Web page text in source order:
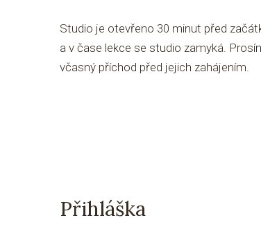
Studio je otevřeno 30 minut před
a v čase lekce se studio zamyká.
včasný příchod před jejich zahájením.
Přihláška